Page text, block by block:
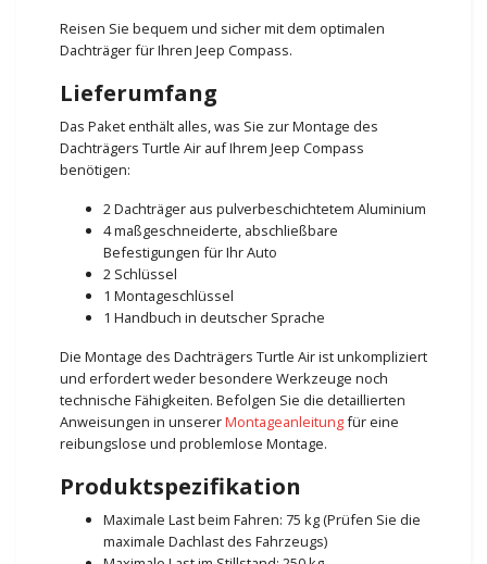
Reisen Sie bequem und sicher mit dem optimalen
Dachträger für Ihren Jeep Compass.
Lieferumfang
Das Paket enthält alles, was Sie zur Montage des
Dachträgers Turtle Air auf Ihrem Jeep Compass
benötigen:
2 Dachträger aus pulverbeschichtetem Aluminium
4 maßgeschneiderte, abschließbare
Befestigungen für Ihr Auto
2 Schlüssel
1 Montageschlüssel
1 Handbuch in deutscher Sprache
Die Montage des Dachträgers Turtle Air ist unkompliziert
und erfordert weder besondere Werkzeuge noch
technische Fähigkeiten. Befolgen Sie die detaillierten
Anweisungen in unsererMontageanleitungfür eine
reibungslose und problemlose Montage.
Produktspezifikation
Maximale Last beim Fahren: 75 kg (Prüfen Sie die
maximale Dachlast des Fahrzeugs)